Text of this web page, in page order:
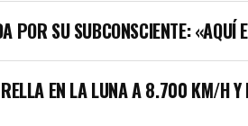
POR SU SUBCONSCIENTE:
EN LA LUNA A 8.700 KM/H